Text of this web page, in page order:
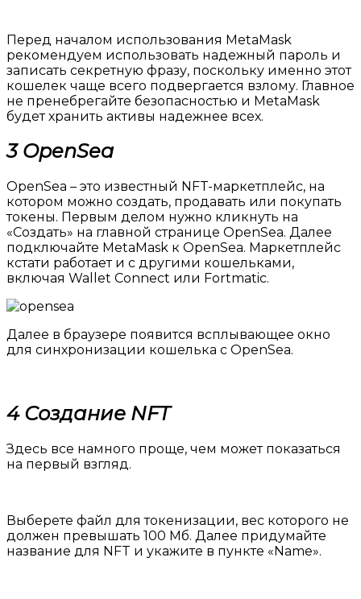
Перед началом использования MetaMask
рекомендуем использовать надежный пароль и
записать секретную фразу, поскольку именно этот
кошелек чаще всего подвергается взлому. Главное
не пренебрегайте безопасностью и MetaMask
будет хранить активы надежнее всех.
3 OpenSea
OpenSea – это известный NFT-маркетплейс, на
котором можно создать, продавать или покупать
токены. Первым делом нужно кликнуть на
«Создать» на главной странице OpenSea. Далее
подключайте MetaMask к OpenSea. Маркетплейс
кстати работает и с другими кошельками,
включая Wallet Connect или Fortmatic.
Далее в браузере появится всплывающее окно
для синхронизации кошелька с OpenSea.
4 Создание NFT
Здесь все намного проще, чем может показаться
на первый взгляд.
Выберете файл для токенизации, вес которого не
должен превышать 100 Мб. Далее придумайте
название для NFT и укажите в пункте «Name».